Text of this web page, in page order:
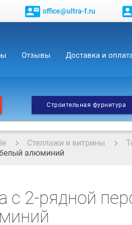
contact_mail office@ultra-f.ru
Отзывы Доставка и
Строительная фурнитура
Стеллажи и витрины
алюминий
с 2-рядной